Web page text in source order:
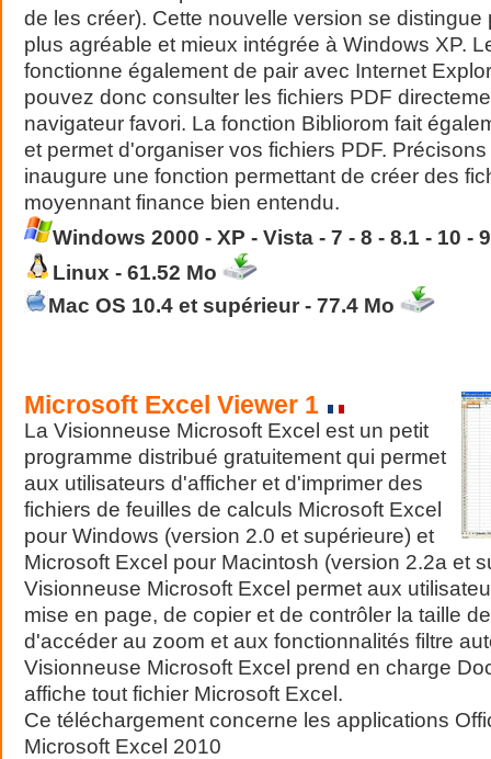
de les créer). Cette nouvelle version se distingue
plus agréable et mieux intégrée à Windows XP.
fonctionne également de pair avec Internet
pouvez donc consulter les fichiers PDF
navigateur favori. La fonction Bibliorom fait
et permet d'organiser vos fichiers PDF.
inaugure une fonction permettant de créer des
moyennant finance bien entendu.
Windows 2000 - XP - Vista - 7 - 8 - 8.1 - 10 -
Linux - 61.52 Mo
Mac OS 10.4 et supérieur - 77.4 Mo
Microsoft Excel Viewer 1
La Visionneuse Microsoft Excel est un petit
programme distribué gratuitement qui permet
aux utilisateurs d'afficher et d'imprimer des
fichiers de feuilles de calculs Microsoft Excel
pour Windows (version 2.0 et supérieure) et
Microsoft Excel pour Macintosh (version 2.2a et
Visionneuse Microsoft Excel permet aux
mise en page, de copier et de contrôler la taille
d'accéder au zoom et aux fonctionnalités filtre
Visionneuse Microsoft Excel prend en charge
affiche tout fichier Microsoft Excel.
Ce téléchargement concerne les applications
Microsoft Excel 2010